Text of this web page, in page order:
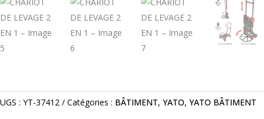
UGS : YT-37412 Catégories : BÂTIMENT, YATO, YATO BÂTIMENT